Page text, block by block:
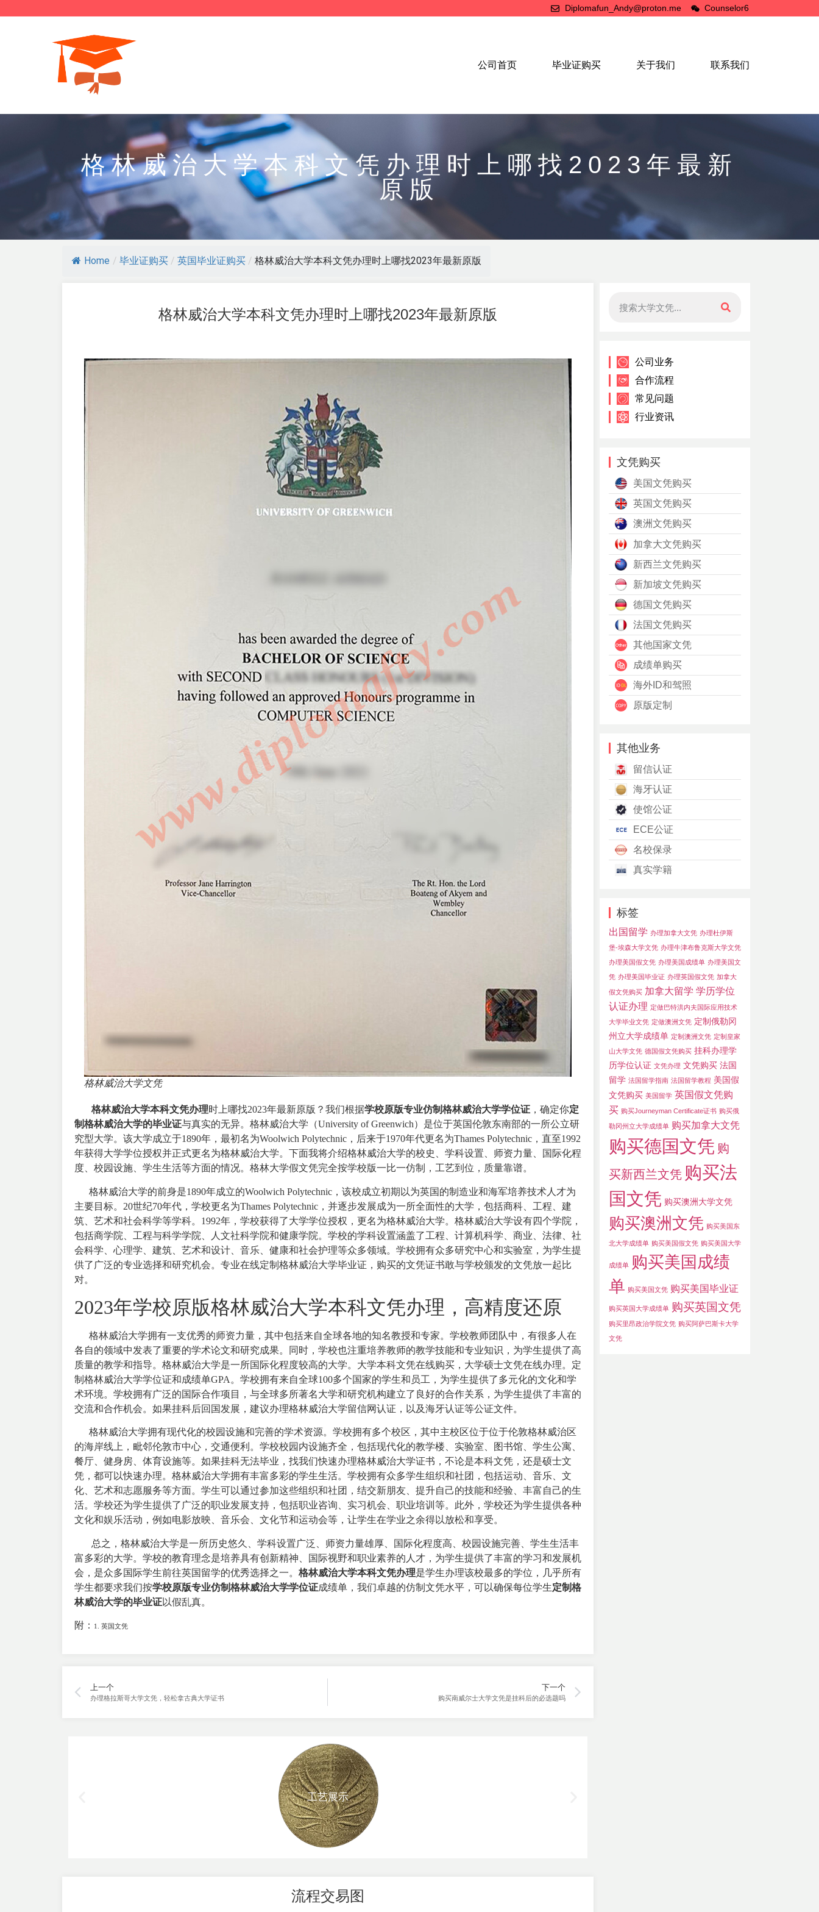
Diplomafun_Andy@proton.me Counselor6
公司首页 毕业证购买 关于我们 联系我们
格林威治大学本科文凭办理时上哪找2023年最新
原版
Home / 毕业证购买 / 英国毕业证购买 / 格林威治大学本科文凭办理时上哪找2023年最新原版
格林威治大学本科文凭办理时上哪找2023年最新原版
格林威治大学文凭
格林威治大学本科文凭办理时上哪找2023年最新原版？我们根据学校原版专业仿制格林威治大学学位证 ，确定你定
制格林威治大学的毕业证与真实的无异。格林威治大学（University of Greenwich）是位于英国伦敦东南部的一所公立研
究型大学。该大学成立于1890年，最初名为Woolwich Polytechnic，后来于1970年代更名为Thames Polytechnic，直至1992
年获得大学学位授权并正式更名为格林威治大学。下面我将介绍格林威治大学的校史、学科设置、师资力量、国际化程
度、校园设施、学生生活等方面的情况。格林大学假文凭完全按学校版一比一仿制，工艺到位，质量靠谱。
格林威治大学的前身是1890年成立的Woolwich Polytechnic，该校成立初期以为英国的制造业和海军培养技术人才为
主要目标。20世纪70年代，学校更名为Thames Polytechnic，并逐步发展成为一所全面性的大学，包括商科、工程、建
筑、艺术和社会科学等学科。1992年，学校获得了大学学位授权，更名为格林威治大学。 格林威治大学设有四个学院，
包括商学院、工程与科学学院、人文社科学院和健康学院。学校的学科设置涵盖了工程、计算机科学、商业、法律、社
会科学、心理学、建筑、艺术和设计、音乐、健康和社会护理等众多领域。学校拥有众多研究中心和实验室，为学生提
供了广泛的专业选择和研究机会。专业在线定制格林威治大学毕业证，购买的文凭证书敢与学校颁发的文凭放一起比
对。
2023年学校原版格林威治大学本科文凭办理，高精度还原
格林威治大学拥有一支优秀的师资力量，其中包括来自全球各地的知名教授和专家。学校教师团队中，有很多人在
各自的领域中发表了重要的学术论文和研究成果。同时，学校也注重培养教师的教学技能和专业知识，为学生提供了高
质量的教学和指导。 格林威治大学是一所国际化程度较高的大学。大学本科文凭在线购买，大学硕士文凭在线办理。定
制格林威治大学学位证和成绩单GPA。学校拥有来自全球100多个国家的学生和员工，为学生提供了多元化的文化和学
术环境。学校拥有广泛的国际合作项目，与全球多所著名大学和研究机构建立了良好的合作关系，为学生提供了丰富的
交流和合作机会。如果挂科后回国发展，建议办理格林威治大学留信网认证，以及海牙认证等公证文件。
格林威治大学拥有现代化的校园设施和完善的学术资源。学校拥有多个校区，其中主校区位于位于伦敦格林威治区
的海岸线上，毗邻伦敦市中心，交通便利。学校校园内设施齐全，包括现代化的教学楼、实验室、图书馆、学生公寓、
餐厅、健身房、体育设施等。如果挂科无法毕业，找我们快速办理格林威治大学证书，不论是本科文凭，还是硕士文
凭，都可以快速办理。 格林威治大学拥有丰富多彩的学生生活。学校拥有众多学生组织和社团，包括运动、音乐、文
化、艺术和志愿服务等方面。学生可以通过参加这些组织和社团，结交新朋友、提升自己的技能和经验、丰富自己的生
活。学校还为学生提供了广泛的职业发展支持，包括职业咨询、实习机会、职业培训等。此外，学校还为学生提供各种
文化和娱乐活动，例如电影放映、音乐会、文化节和运动会等，让学生在学业之余得以放松和享受。
总之，格林威治大学是一所历史悠久、学科设置广泛、师资力量雄厚、国际化程度高、校园设施完善、学生生活丰
富多彩的大学。学校的教育理念是培养具有创新精神、国际视野和职业素养的人才，为学生提供了丰富的学习和发展机
会，是众多国际学生前往英国留学的优秀选择之一。 格林威治大学本科文凭办理是学生办理该校最多的学位，几乎所有
学生都要求我们按学校原版专业仿制格林威治大学学位证成绩单，我们卓越的仿制文凭水平，可以确保每位学生定制格
林威治大学的毕业证以假乱真。
附： 1. 英国文凭
上一个
办理格拉斯哥大学文凭，轻松拿古典大学证书
下一个
购买南威尔士大学文凭是挂科后的必选题吗
工艺展示
流程交易图
公司业务
合作流程
常见问题
行业资讯
文凭购买
美国文凭购买
英国文凭购买
澳洲文凭购买
加拿大文凭购买
新西兰文凭购买
新加坡文凭购买
德国文凭购买
法国文凭购买
其他国家文凭
成绩单购买
海外ID和驾照
原版定制
其他业务
留信认证
海牙认证
使馆公证
ECE公证
名校保录
真实学籍
标签
出国留学 办理加拿大文凭 办理杜伊斯
堡-埃森大学文凭 办理牛津布鲁克斯大学文凭
办理美国假文凭 办理美国成绩单 办理美国文
凭 办理美国毕业证 办理英国假文凭 加拿大
假文凭购买 加拿大留学 学历学位
认证办理 定做巴特洪内夫国际应用技术
大学毕业文凭 定做澳洲文凭 定制俄勒冈
州立大学成绩单 定制澳洲文凭 定制皇家
山大学文凭 德国假文凭购买 挂科办理学
历学位认证 文凭办理 文凭购买 法国
留学 法国留学指南 法国留学教程 美国假
文凭购买 美国留学 英国假文凭购
买 购买Journeyman Certificate证书 购买俄
勒冈州立大学成绩单 购买加拿大文凭
购买德国文凭 购
买新西兰文凭 购买法
国文凭 购买澳洲大学文凭
购买澳洲文凭 购买美国东
北大学成绩单 购买美国假文凭 购买美国大学
成绩单 购买美国成绩
单 购买美国文凭 购买美国毕业证
购买英国大学成绩单 购买英国文凭
购买里昂政治学院文凭 购买阿萨巴斯卡大学
文凭